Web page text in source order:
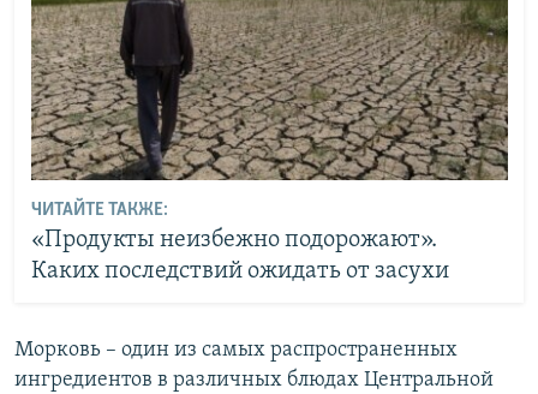
ЧИТАЙТЕ ТАКЖЕ:
«Продукты неизбежно подорожают».
Каких последствий ожидать от засухи
Морковь – один из самых распространенных
ингредиентов в различных блюдах Центральной